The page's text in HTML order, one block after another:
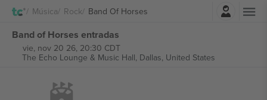
Música Rock Band Of HorsesIniciar sesión
Band of Horses entradas
vie, nov 20 26, 20:30 CDT
The Echo Lounge & Music Hall, Dallas, United States